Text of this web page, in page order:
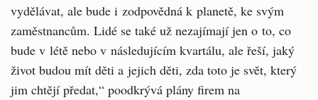
vydělávat, ale bude i zodpovědná k planetě, ke svým
zaměstnancům. Lidé se také už nezajímají jen o to, co
bude v létě nebo v následujícím kvartálu, ale řeší, jaký
život budou mít děti a jejich děti, zda toto je svět, který
jim chtějí předat,“ poodkrývá plány firem na